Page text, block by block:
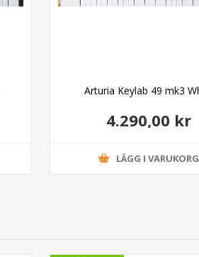
Arturia Keylab 49 mk3
4.290,00 kr
LÄGG I VARUKORG